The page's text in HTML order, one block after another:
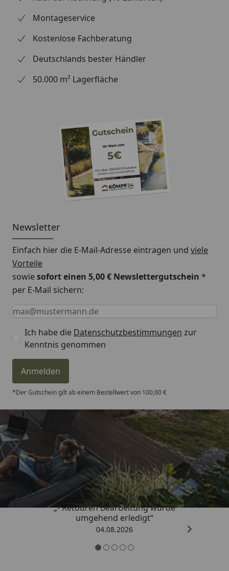
handelt (wir bestellen das Produkt bei Weber, sobald
wir Ihre Bestellung erhalten haben), können wir
Ihnen daher leider keine weiterführenden
lediglich dem Austausch des defekten oder fehlenden
originalen Teils in ein neues originales Teil.
Montageservice
Kostenlose Fachberatung
Deutschlands bester Händler
50.000 m² Lagerfläche
Newsletter
Einfach hier die E-Mail-Adresse eintragen und viele
Vorteile
sowiesofort einen 5,00 € Newslettergutschein *
per E-Mail sichern:
Keine Eingabe erforderlich
Eingabe erforderlich
E-Mail *
Ich habe die Datenschutzbestimmungen zur
Kenntnis genommen
Anmelden
*Der Gutschein gilt ab einem Bestellwert von 100,00 €
Trusted Shops
4,81/ 5
„- Retouren Bearbeitung wurde
umgehend erledigt“
04.08.2026